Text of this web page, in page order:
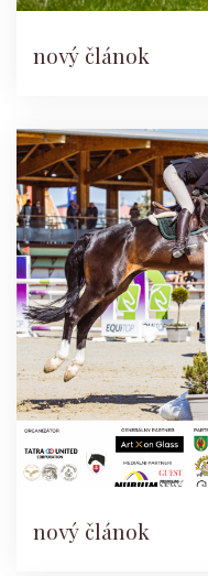
nový článok
nový článok